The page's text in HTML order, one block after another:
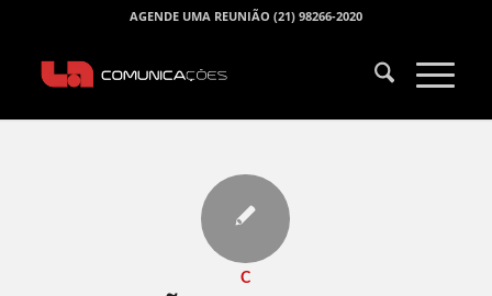
AGENDE UMA REUNIÃO (21) 98266-2020
C